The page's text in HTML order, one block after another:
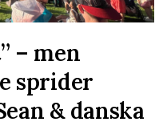
– men
sprider
& danska